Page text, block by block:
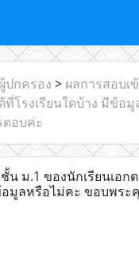
ผู้ปกครอง > ผลการสอบเ
ที่โรงเรียนใดบ้าง มีข้อ
อบค่ะ
น ม.1 ของนักเรียนเอก
อมูลหรือไม่คะ ขอบพร